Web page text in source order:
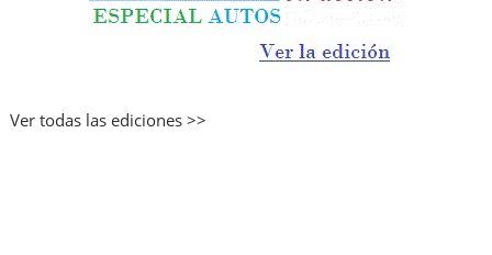
Ver todas las ediciones >>